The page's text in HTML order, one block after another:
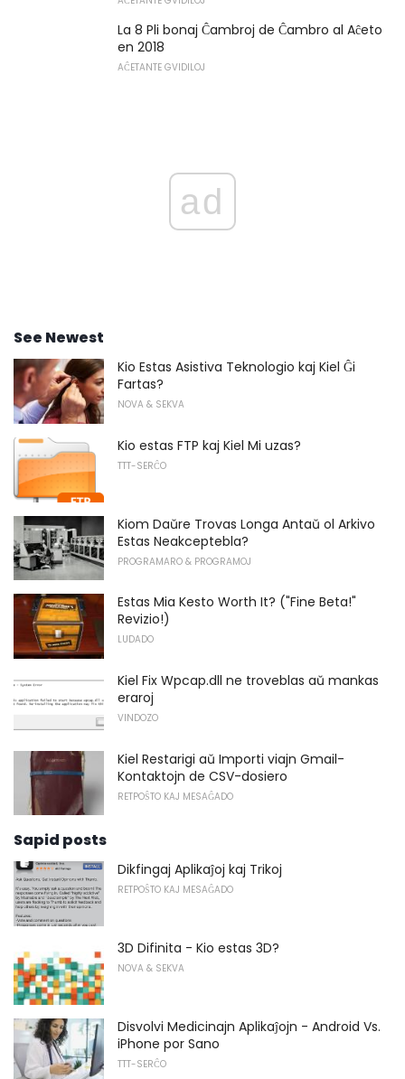
La 8 Pli bonaj Ĉambroj de Ĉambro al Aĉeto
en 2018
AĈETANTE GVIDILOJ
ad
See Newest
Kio Estas Asistiva Teknologio kaj Kiel Ĝi
Fartas?
NOVA & SEKVA
Kio estas FTP kaj Kiel Mi uzas?
TTT-SERĈO
Kiom Daŭre Trovas Longa Antaŭ ol Arkivo
Estas Neakceptebla?
PROGRAMARO & PROGRAMOJ
Estas Mia Kesto Worth It? ("Fine Beta!"
Revizio!)
LUDADO
Kiel Fix Wpcap.dll ne troveblas aŭ mankas
eraroj
VINDOZO
Kiel Restarigi aŭ Importi viajn Gmail-
Kontaktojn de CSV-dosiero
RETPOŜTO KAJ MESAĜADO
Sapid posts
Dikfingaj Aplikaĵoj kaj Trikoj
RETPOŜTO KAJ MESAĜADO
3D Difinita - Kio estas 3D?
NOVA & SEKVA
Disvolvi Medicinajn Aplikaĵojn - Android Vs.
iPhone por Sano
TTT-SERĈO